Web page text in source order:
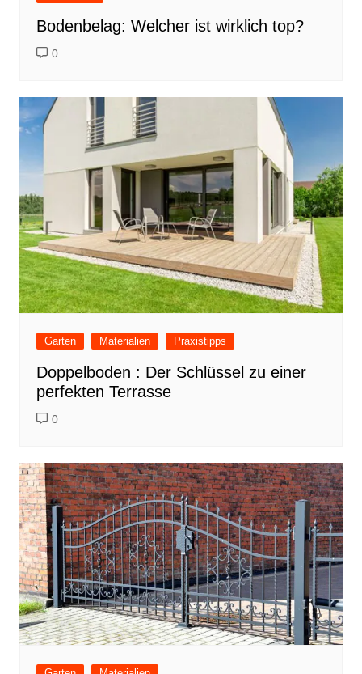
Bodenbelag: Welcher ist wirklich top?
0
Garten Materialien Praxistipps
Doppelboden : Der Schlüssel zu einer
perfekten Terrasse
0